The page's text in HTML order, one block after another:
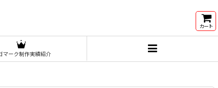
カート
マーク制作実績紹介